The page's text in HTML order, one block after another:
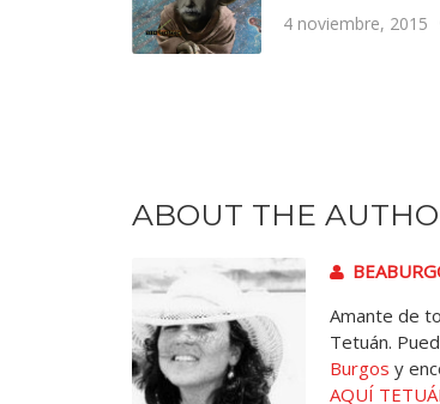
4 noviembre, 2015
ABOUT THE
Amante de
Tetuán.
Burgos y
AQUÍ